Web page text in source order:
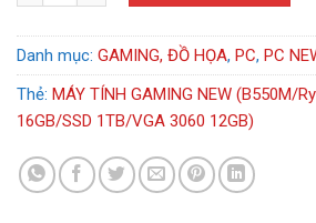
Danh mục: GAMING, ĐỒ HỌA, PC, PC
Thẻ: MÁY TÍNH GAMING NEW (B550M/
16GB/SSD 1TB/VGA 3060 12GB)